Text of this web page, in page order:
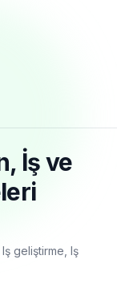
İş ve
geliştirme, Iş